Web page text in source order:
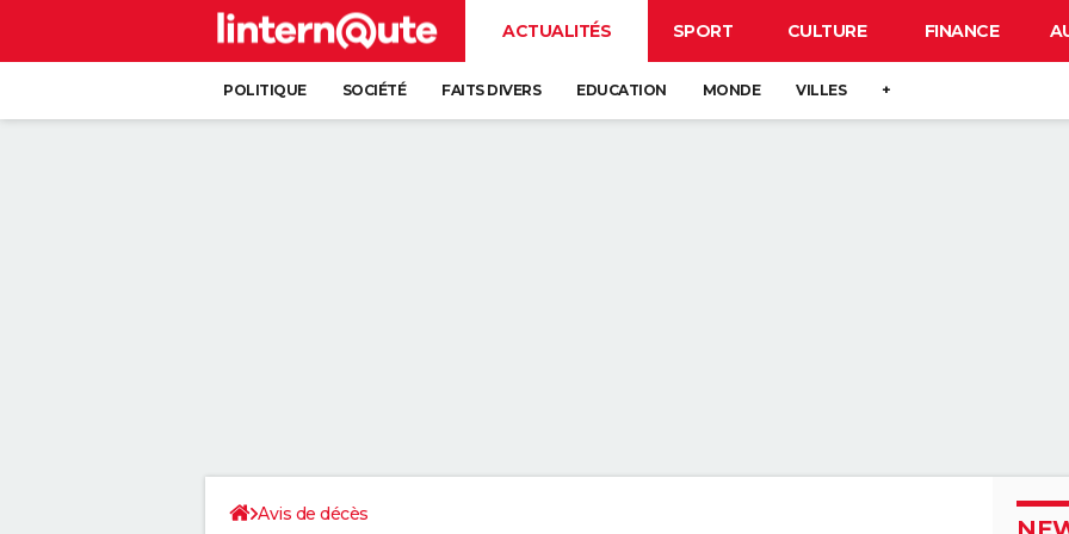
ACTUALITÉS SPORT CULTURE FINANCE
POLITIQUE SOCIÉTÉ FAITS DIVERS EDUCATION MONDE VILLES +
Avis de décès